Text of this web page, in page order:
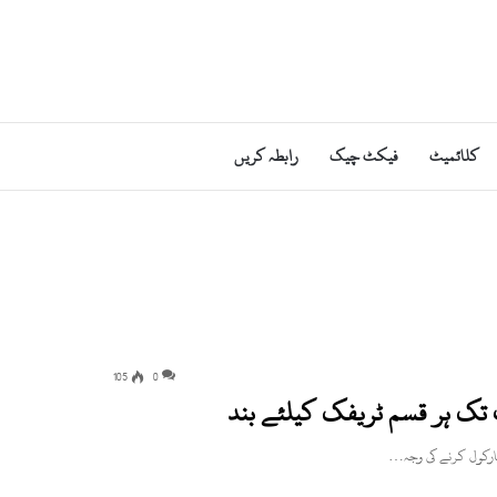
کلائمیٹ فیکٹ چیک رابطہ کریں
0
105
ہر قسم ٹریفک کیلئے بند